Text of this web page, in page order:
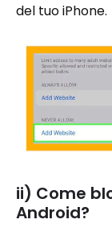
del tuo iPhone.
ii) Come
Android?